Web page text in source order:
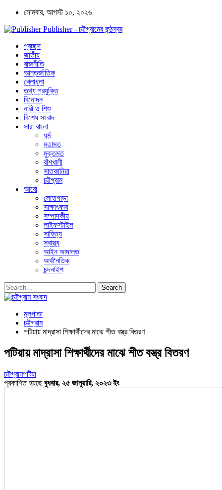
সোমবার, আগস্ট ১০, ২০২৬
Publisher - চট্টগ্রামের কন্ঠস্বর
প্রচ্ছদ
জাতীয়
রাজনীতি
আন্তর্জাতিক
খেলাধুলা
তথ্য প্রযুক্তি
বিনোদন
নারী ও শিশু
বিশেষ সংবাদ
সারা বাংলা
ধর্ম
মতামত
মুক্তমত
বাঁশখালী
সাতকানিয়া
চট্টগ্রাম
আরো
লোহাগাড়া
সাক্ষাৎকার
সম্পাদকীয়
লাইফস্টাইল
সাহিত্য
স্বাস্থ্য
আইন আদালত
অর্থনৈতিক
চন্দনাইশ
মূলপাতা
চট্টগ্রাম
পটিয়ায় মাদ্রাসা শিক্ষার্থীদের মাঝে শীত বস্ত্র বিতরণ
পটিয়ায় মাদ্রাসা শিক্ষার্থীদের মাঝে শীত বস্ত্র বিতরণ
চট্টগ্রামপটিয়া
প্রকাশিত হয়ছেবুধবার, ২৫ জানুয়ারি, ২০২৩ ইং